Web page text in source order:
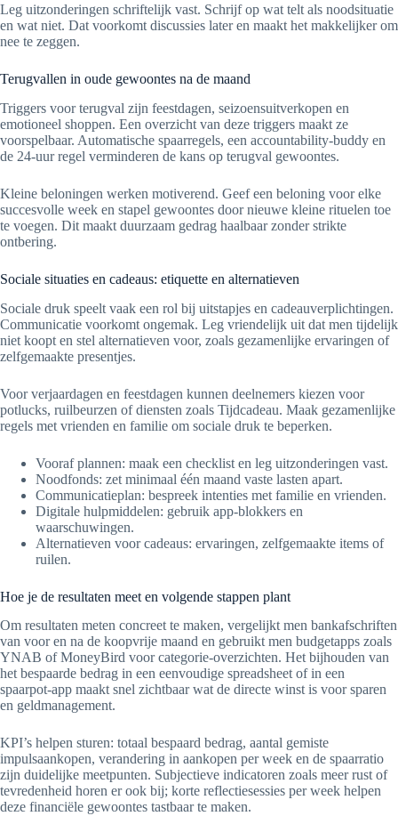
Leg uitzonderingen schriftelijk vast. Schrijf op wat telt als noodsituatie
en wat niet. Dat voorkomt discussies later en maakt het makkelijker om
nee te zeggen.
Terugvallen in oude gewoontes na de maand
Triggers voor terugval zijn feestdagen, seizoensuitverkopen en
emotioneel shoppen. Een overzicht van deze triggers maakt ze
voorspelbaar. Automatische spaarregels, een accountability-buddy en
de 24-uur regel verminderen de kans op terugval gewoontes.
Kleine beloningen werken motiverend. Geef een beloning voor elke
succesvolle week en stapel gewoontes door nieuwe kleine rituelen toe
te voegen. Dit maakt duurzaam gedrag haalbaar zonder strikte
ontbering.
Sociale situaties en cadeaus: etiquette en alternatieven
Sociale druk speelt vaak een rol bij uitstapjes en cadeauverplichtingen.
Communicatie voorkomt ongemak. Leg vriendelijk uit dat men tijdelijk
niet koopt en stel alternatieven voor, zoals gezamenlijke ervaringen of
zelfgemaakte presentjes.
Voor verjaardagen en feestdagen kunnen deelnemers kiezen voor
potlucks, ruilbeurzen of diensten zoals Tijdcadeau. Maak gezamenlijke
regels met vrienden en familie om sociale druk te beperken.
Vooraf plannen: maak een checklist en leg uitzonderingen vast.
Noodfonds: zet minimaal één maand vaste lasten apart.
Communicatieplan: bespreek intenties met familie en vrienden.
Digitale hulpmiddelen: gebruik app-blokkers en
waarschuwingen.
Alternatieven voor cadeaus: ervaringen, zelfgemaakte items of
ruilen.
Hoe je de resultaten meet en volgende stappen plant
Om resultaten meten concreet te maken, vergelijkt men bankafschriften
van voor en na de koopvrije maand en gebruikt men budgetapps zoals
YNAB of MoneyBird voor categorie-overzichten. Het bijhouden van
het bespaarde bedrag in een eenvoudige spreadsheet of in een
spaarpot-app maakt snel zichtbaar wat de directe winst is voor sparen
en geldmanagement.
KPI’s helpen sturen: totaal bespaard bedrag, aantal gemiste
impulsaankopen, verandering in aankopen per week en de spaarratio
zijn duidelijke meetpunten. Subjectieve indicatoren zoals meer rust of
tevredenheid horen er ook bij; korte reflectiesessies per week helpen
deze financiële gewoontes tastbaar te maken.